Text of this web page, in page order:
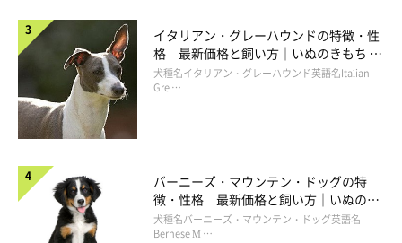
イタリアン・グレーハウンドの特徴・性
格 最新価格と飼い方｜いぬのきもち 犬
図鑑
犬種名イタリアン・グレーハウンド英語名Italian
Gre …
バーニーズ・マウンテン・ドッグの特
徴・性格 最新価格と飼い方｜いぬのき
もち 犬図鑑
犬種名バーニーズ・マウンテン・ドッグ英語名
Bernese M …